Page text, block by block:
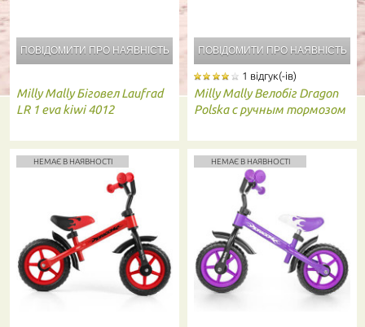
ПОВІДОМИТИ ПРО НАЯВНІСТЬ
Milly Mally Біговел Laufrad
LR 1 eva kiwi 4012
ПОВІДОМИТИ ПРО НАЯВНІСТЬ
1 відгук(-ів)
Milly Mally Велобіг Dragon
Polska с ручным тормозом
НЕМАЄ В НАЯВНОСТІ НЕМАЄ В НАЯВНОСТІ